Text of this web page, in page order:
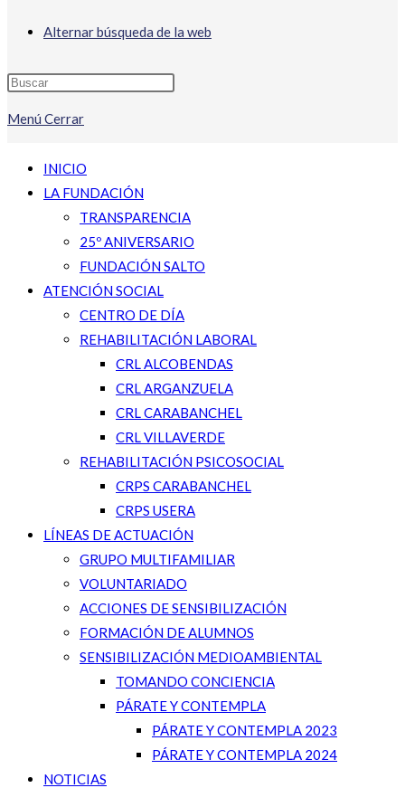
Alternar búsqueda de la web
Menú Cerrar
INICIO
LA FUNDACIÓN
TRANSPARENCIA
25º ANIVERSARIO
FUNDACIÓN SALTO
ATENCIÓN SOCIAL
CENTRO DE DÍA
REHABILITACIÓN LABORAL
CRL ALCOBENDAS
CRL ARGANZUELA
CRL CARABANCHEL
CRL VILLAVERDE
REHABILITACIÓN PSICOSOCIAL
CRPS CARABANCHEL
CRPS USERA
LÍNEAS DE ACTUACIÓN
GRUPO MULTIFAMILIAR
VOLUNTARIADO
ACCIONES DE SENSIBILIZACIÓN
FORMACIÓN DE ALUMNOS
SENSIBILIZACIÓN MEDIOAMBIENTAL
TOMANDO CONCIENCIA
PÁRATE Y CONTEMPLA
PÁRATE Y CONTEMPLA 2023
PÁRATE Y CONTEMPLA 2024
NOTICIAS